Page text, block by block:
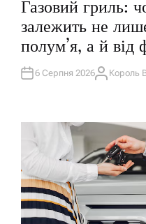
Б
Л
І
К
У
А
Т
Газовий гриль:
залежить не
полум’я, а й від
6 Серпня 2026А
Король